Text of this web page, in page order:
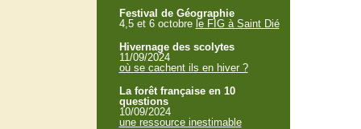
Festival de Géographie
4,5 et 6 octobre le FIG à Saint Dié
Hivernage des scolytes
11/09/2024
où se cachent ils en hiver ?
La forêt française en 10
questions
10/09/2024
une ressource inestimable